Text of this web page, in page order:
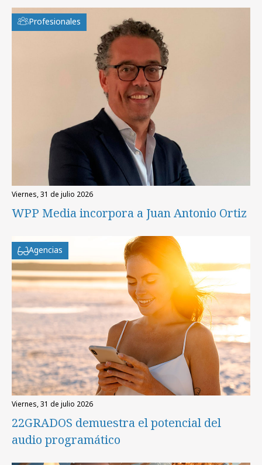
Profesionales
viernes, 31 de julio 2026
WPP Media incorpora a Juan Antonio Ortiz
Agencias
viernes, 31 de julio 2026
22GRADOS demuestra el potencial del
audio programático